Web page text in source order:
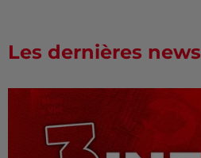
Les dernières news